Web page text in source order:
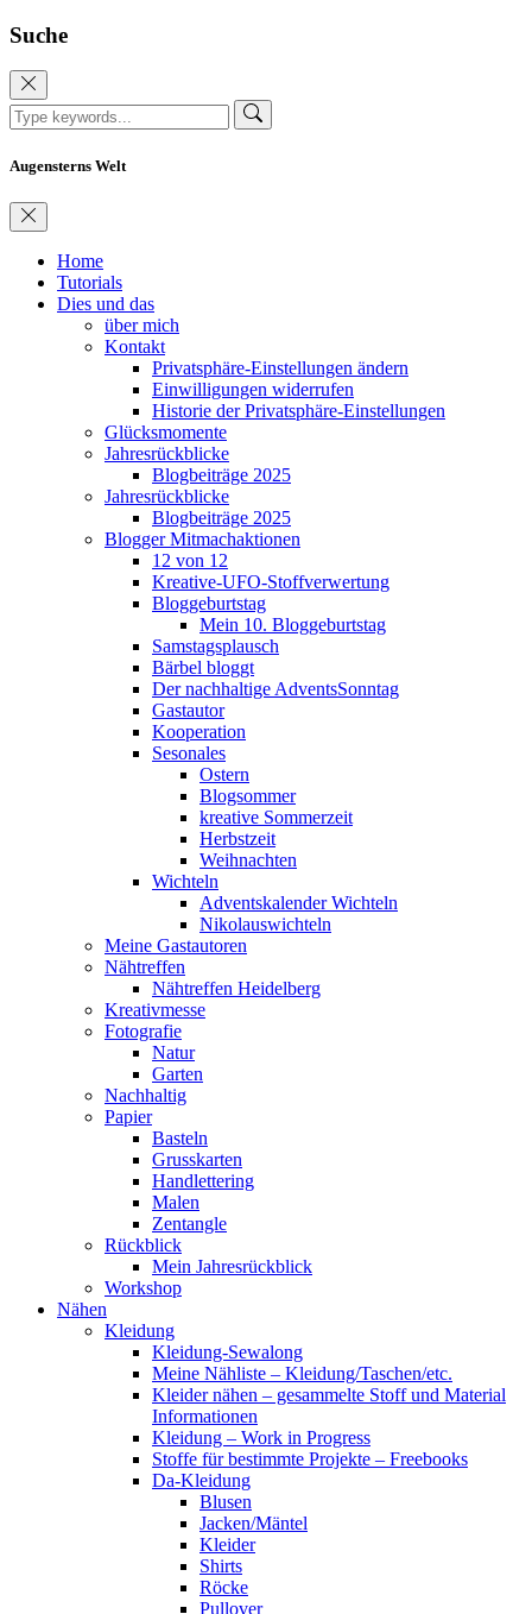
Suche
Augensterns Welt
Home
Tutorials
Dies und das
über mich
Kontakt
Privatsphäre-Einstellungen ändern
Einwilligungen widerrufen
Historie der Privatsphäre-Einstellungen
Glücksmomente
Jahresrückblicke
Blogbeiträge 2025
Jahresrückblicke
Blogbeiträge 2025
Blogger Mitmachaktionen
12 von 12
Kreative-UFO-Stoffverwertung
Bloggeburtstag
Mein 10. Bloggeburtstag
Samstagsplausch
Bärbel bloggt
Der nachhaltige AdventsSonntag
Gastautor
Kooperation
Sesonales
Ostern
Blogsommer
kreative Sommerzeit
Herbstzeit
Weihnachten
Wichteln
Adventskalender Wichteln
Nikolauswichteln
Meine Gastautoren
Nähtreffen
Nähtreffen Heidelberg
Kreativmesse
Fotografie
Natur
Garten
Nachhaltig
Papier
Basteln
Grusskarten
Handlettering
Malen
Zentangle
Rückblick
Mein Jahresrückblick
Workshop
Nähen
Kleidung
Kleidung-Sewalong
Meine Nähliste – Kleidung/Taschen/etc.
Kleider nähen – gesammelte Stoff und Material
Informationen
Kleidung – Work in Progress
Stoffe für bestimmte Projekte – Freebooks
Da-Kleidung
Blusen
Jacken/Mäntel
Kleider
Shirts
Röcke
Pullover